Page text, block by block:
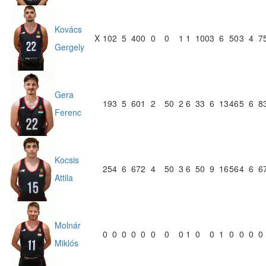
Kovács
Gergely
X 102 5 400 0 0 1 1 1003 6 503 4
Gera
Ferenc
193 5 601 2 50 2 6 33 6 13465 6
Kocsis
Attila
254 6 672 4 50 3 6 50 9 16564 6
Molnár
Miklós
0 0 0 0 0 0 0 0 1 0 0 1 0 0 0 0